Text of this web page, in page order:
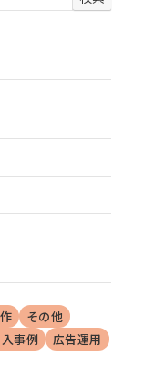
その他
事例
広告運用